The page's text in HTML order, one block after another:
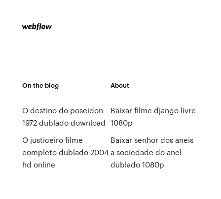
On the blog
O destino do poseidon
1972 dublado download
O justiceiro filme
completo dublado 2004
hd online
About
Baixar filme django livre
1080p
Baixar senhor dos aneis
a sociedade do anel
dublado 1080p